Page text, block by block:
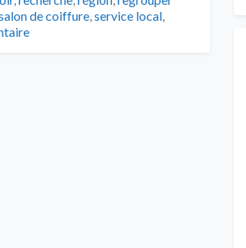
de coiffure,service local,